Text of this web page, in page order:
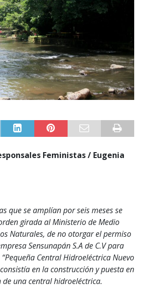
Feministas / Eugenia
que se amplían por seis meses se
girada al Ministerio de Medio
Naturales, de no otorgar el permiso
Sensunapán S.A de C.V para
Central Hidroeléctrica Nuevo
en la construcción y puesta en
de una central hidroeléctrica.